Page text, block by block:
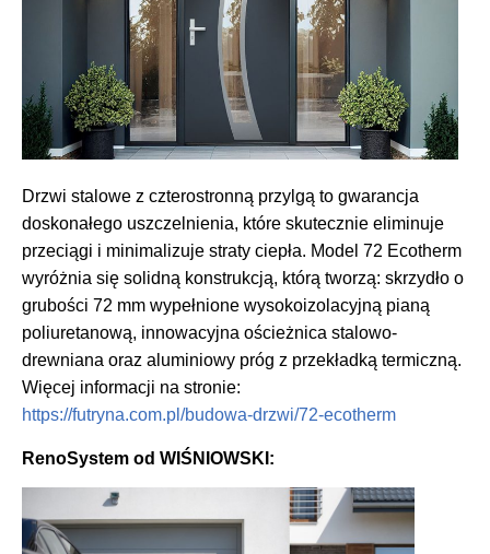
Drzwi stalowe z czterostronną przylgą to gwarancja
doskonałego uszczelnienia, które skutecznie eliminuje
przeciągi i minimalizuje straty ciepła. Model 72 Ecotherm
wyróżnia się solidną konstrukcją, którą tworzą: skrzydło o
grubości 72 mm wypełnione wysokoizolacyjną pianą
poliuretanową, innowacyjna ościeżnica stalowo-
drewniana oraz aluminiowy próg z przekładką termiczną.
Więcej informacji na stronie:
https://futryna.com.pl/budowa-drzwi/72-ecotherm
RenoSystem od WIŚNIOWSKI: